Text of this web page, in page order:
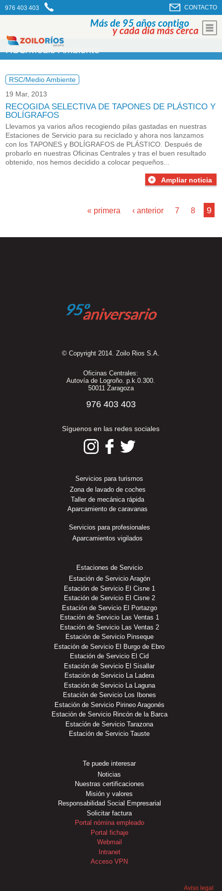
976 403 403 CONTACTO
RSC/Medio Ambiente
RSC/Medio Ambiente
19 Mar, 2013
RECOGIDA SELECTIVA DE TAPONES DE PLÁSTICO Y
BOLÍGRAFOS
Llevamos ya varios años recogiendo pilas gastadas en nuestras
Estaciones de Servicio para su reciclado y ahora nos lanzamos
con los TAPONES y BOLÍGRAFOS de PLÁSTICO. Después de
probarlo en nuestras Oficinas Centrales y tras el buen resultado
obtenido, nos hemos decidido a colocar pequeños...
Ampliar noticia
« primera ‹ anterior …
7 8 9
© Copyright 2014. Zoilo Rios S.A.
Oficinas Centrales:
Autovía de Logroño. p.k.0.300.
50011 Zaragoza
976 403 403
Síguenos en las redes sociales
Servicios para turismos
Zona de lavado de coches
Taller de mecánica rápida
Aparcamiento de caravanas
Servicios para profesionales
Aparcamientos vigilados
Estaciones de Servicio
Estación de Servicio Aragón
Estación de Servicio El Cisne 1
Estación de Servicio El Cisne 2
Estación de Servicio El Portazgo
Estación de Servicio Las Ventas 1
Estación de Servicio Las Ventas 2
Estación de Servicio Pinseque
Estación de Servicio El Burgo de Ebro
Estación de Servicio El Cid
Estación de Servicio El Sisallar
Estación de Servicio La Ladera
Estación de Servicio La Laguna
Estación de Servicio Los Ibones
Estación de Servicio Pirineo Aragonés
Estación de Servicio Rincón de la Barca
Estación de Servicio Tarazona
Estación de Servicio Tauste
Te puede interesar
Noticias
Nuestras certificaciones
Misión y valores
Responsabilidad Social Empresarial
Solicitar factura
Portal nómina empleado
Portal fichaje
Webmail
Intranet
Acceso VPN
Aviso legal